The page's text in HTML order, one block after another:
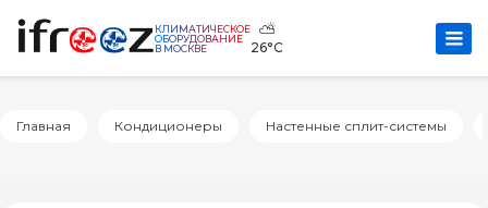
КЛИМАТИЧЕСКОЕ
ОБОРУДОВАНИЕ
В МОСКВЕ
⛅
26°C
Главная Кондиционеры Настенные сплит-системы